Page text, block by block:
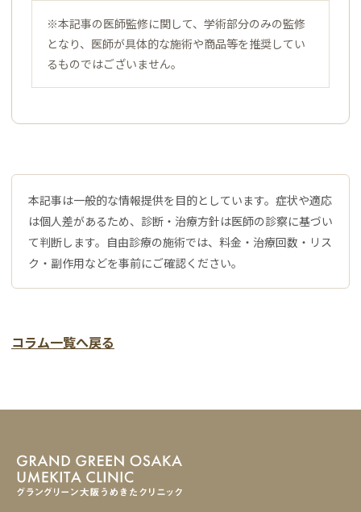
※本記事の医師監修に関して、学術部分のみの監修
となり、医師が具体的な施術や商品等を推奨してい
るものではございません。
本記事は一般的な情報提供を目的としています。症状や適応
は個人差があるため、診断・治療方針は医師の診察に基づい
て判断します。自由診療の施術では、料金・治療回数・リス
ク・副作用などを事前にご確認ください。
コラム一覧へ戻る